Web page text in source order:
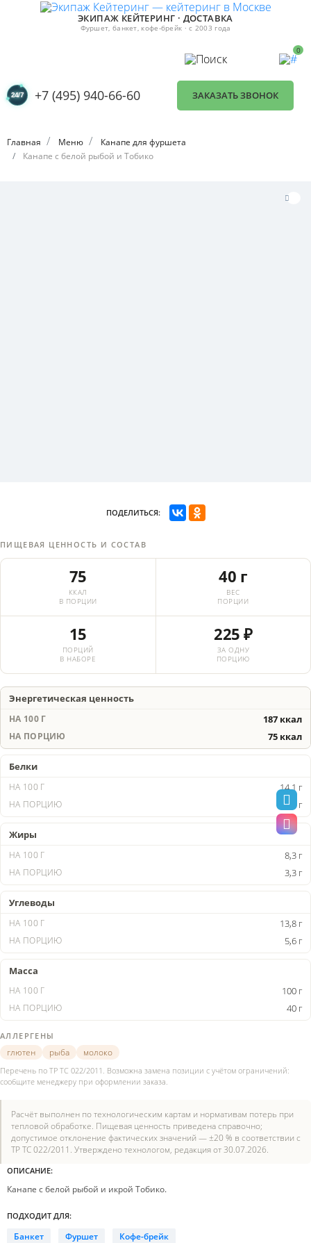
ЭКИПАЖ КЕЙТЕРИНГ · ДОСТАВКА
Фуршет, банкет, кофе-брейк · с 2003 года
0
+7 (495) 940-66-60 ЗАКАЗАТЬ ЗВОНОК
Главная Меню
Канапе для фуршета
Канапе с белой рыбой и Тобико
ПОДЕЛИТЬСЯ:
ПИЩЕВАЯ ЦЕННОСТЬ И СОСТАВ
75
ККАЛ
В ПОРЦИИ
40 г
ВЕС
ПОРЦИИ
15
ПОРЦИЙ
В НАБОРЕ
225 ₽
ЗА ОДНУ
ПОРЦИЮ
Энергетическая ценность
187 ккал
75 ккал
Белки
14,1 г
5,7 г
Жиры
8,3 г
3,3 г
Углеводы
13,8 г
5,6 г
Масса
100 г
40 г
АЛЛЕРГЕНЫ
глютен
рыба
молоко
Перечень по ТР ТС 022/2011. Возможна замена позиции с учётом ограничений:
сообщите менеджеру при оформлении заказа.
Расчёт выполнен по технологическим картам и нормативам потерь при
тепловой обработке. Пищевая ценность приведена справочно;
допустимое отклонение фактических значений — ±20 % в соответствии с
ТР ТС 022/2011. Утверждено технологом, редакция от 30.07.2026.
ОПИСАНИЕ:
Канапе с белой рыбой и икрой Тобико.
ПОДХОДИТ ДЛЯ:
Банкет Фуршет
Кофе-брейк